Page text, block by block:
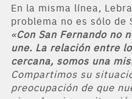
En la misma línea,
problema no es sólo de
«Con San Fernando no
une. La relación entre
cercana, somos una
Compartimos su
preocupación de que